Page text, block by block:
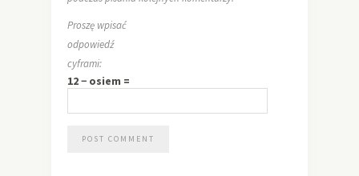
Proszę wpisać
odpowiedź
cyframi:
12 − osiem =